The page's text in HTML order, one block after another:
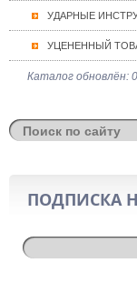
УДАРНЫЕ
УЦЕНЕННЫЙ
Каталог обновлён:
ПОДПИСКА